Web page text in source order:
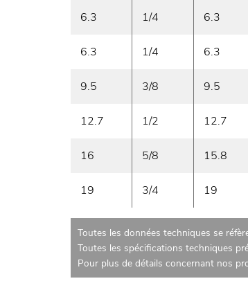
6.3 1/4 6.3
6.3 1/4 6.3
9.5 3/8 9.5
12.7 1/2 12.7
16 5/8 15.8
19 3/4 19
Toutes les données techniques se
Toutes les spécifications techniques
Pour plus de détails concernant nos